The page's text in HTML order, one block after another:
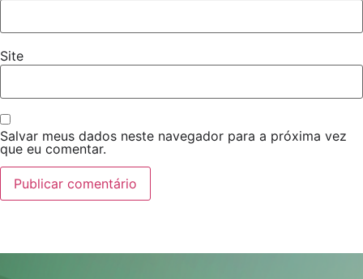
Site
Salvar meus dados neste navegador para a próxima vez
que eu comentar.